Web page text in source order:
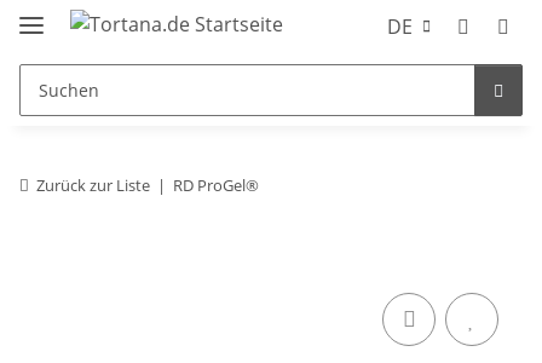
DE
Zurück zur Liste RD ProGel®